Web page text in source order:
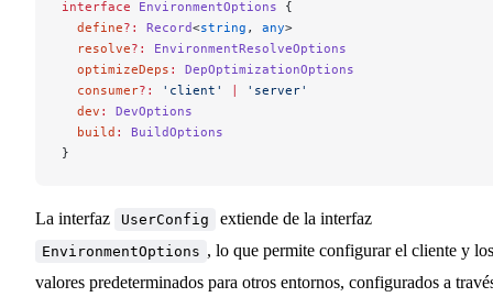
interface EnvironmentOptions {
  define
?: Record<string , any>
  resolve
?:
EnvironmentResolveOptions
  optimizeDeps
:
DepOptimizationOptions
  consumer
?: 'client'
'server'
  dev
:
DevOptions
  build
:
BuildOptions
}
La interfaz UserConfig extiende de la interfaz
EnvironmentOptions , lo que permite configurar el cliente y los
valores predeterminados para otros entornos, configurados a